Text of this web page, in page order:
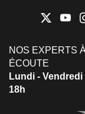
NOS EXPERTS
ÉCOUTE
Lundi - Vendredi
18h